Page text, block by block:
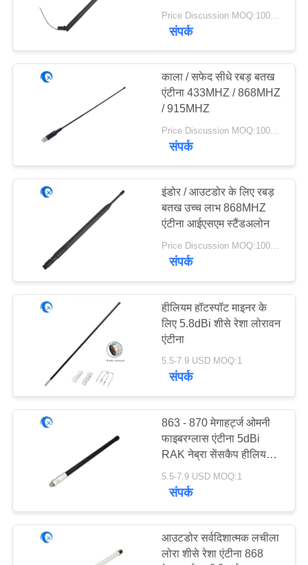
चुंबकीय आधार एंटीना
३जी ४जी ५जी एंटीना
69
433 मेगाहर्ट्ज एंटीना
20
868 मेगाहर्ट्ज एंटीना
28
संपर्क
काला / सफेद सीधे रबड़ बतख
एंटीना 433MHZ / 868MHZ
/ 915MHZ
Price Discussion MOQ:100PCS
संपर्क
इंडोर / आउटडोर के लिए रबड़
बतख उच्च लाभ 868MHZ
एंटीना आईएसएम स्टैंडअलोन
Price Discussion MOQ:100PCS
संपर्क
हीलियम हॉटस्पॉट माइनर के
लिए 5.8dBi शीसे रेशा लोरावन
एंटीना
5.5-7.9 USD MOQ:1
संपर्क
863 - 870 मेगाहर्ट्ज ओमनी
फाइबरग्लास एंटीना 5dBi
RAK नेब्रा सेंसकैप हीलियम
हॉटस्पॉट माइनर के लिए
5.5-7.9 USD MOQ:1
संपर्क
आउटडोर सर्वदिशात्मक लचीला
लोरा शीसे रेशा एंटीना 868